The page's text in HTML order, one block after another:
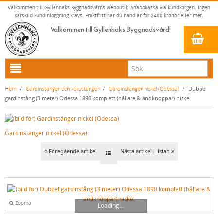
Välkommen till Gyllenhaks Byggnadsvårds webbutik. Snabbkassa via kundkorgen. Ingen
särskild kundinloggning krävs. Fraktfritt när du handlar för 2400 kronor eller mer.
Välkommen till Gyllenhaks Byggnadsvård!
HEM
NYA PRODUKTER
LINOLJEFÄRG & SLAMFÄRG MED MERA
LINOLJEFÄRGER
VITA KULÖRER
RÖDA KULÖRER
GRÖNA KULÖRER
MATTA LINOLJEFÄRGER
LACK, LASYRER, FERNISSOR & OLJOR
LINOLJESÅPA OCH MÅLARTVÄTT
KLASSISKA KLÄDER
RESISTANT WORK WEAR
JACKOR, ANORAKER OCH BUSSARONGER
BADRUM & KÖK (KRANAR & PORSLIN)
BADKARSBLANDARE
DUSCHAR OCH DUSCHBLANDARE
DÖRRHANDTAG NICKEL (INNERDÖRR)
DÖRRHANDTAG LÅNGSKYLT MÄSSING
YTTERDÖRRSHANDTAG
HANDTAG YTTERDÖRR OVAL CYLINDER
HANDTAG YTTERDÖRR (ASSA 2000)
KLASSISKA SPANJOLETTHANDTAG
KLASSISKA SPANJOLETTHANDTAG
FÖNSTERBESLAG & FÖNSTERVERKTYG
Hem / Gardinstänger och köksstänger / Gardinstänger nickel (Odessa) / Dubbel
gardinstång (3 meter) Odessa 1890 komplett (hållare & ändknoppar) nickel
Gardinstänger nickel (Odessa)
Föregående artikel Nästa artikel i listan
Loading...
Zooma